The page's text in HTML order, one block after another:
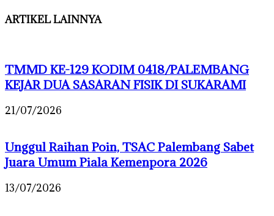
ARTIKEL LAINNYA
TMMD KE-129 KODIM 0418/PALEMBANG
KEJAR DUA SASARAN FISIK DI SUKARAMI
21/07/2026
Unggul Raihan Poin, TSAC Palembang Sabet
Juara Umum Piala Kemenpora 2026
13/07/2026